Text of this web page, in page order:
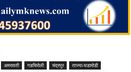
अमरावती गडचिरोली चंद्रपुर
ताज्या-घडामोडी